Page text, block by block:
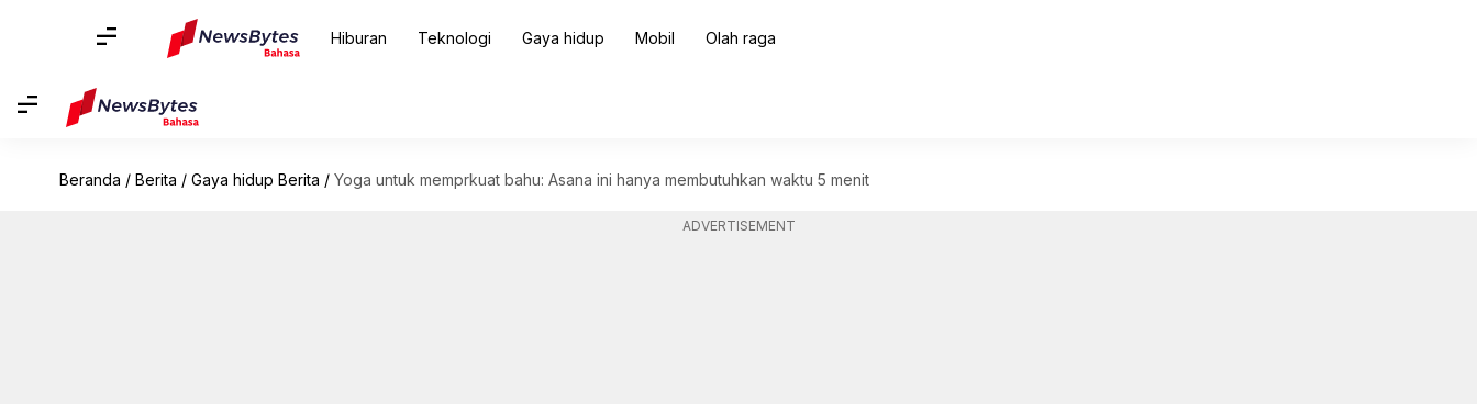
Hiburan Teknologi Gaya hidup Mobil Olah raga
Beranda / Berita / Gaya hidup Berita / Yoga untuk memprkuat bahu: Asana ini hanya membutuhkan waktu 5 menit
ADVERTISEMENT